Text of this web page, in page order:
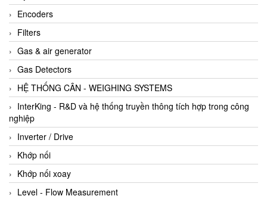
Encoders
Filters
Gas & air generator
Gas Detectors
HỆ THỐNG CÂN - WEIGHING SYSTEMS
InterKing - R&D và hệ thống truyền thông tích hợp trong công
nghiệp
Inverter / Drive
Khớp nối
Khớp nối xoay
Level - Flow Measurement